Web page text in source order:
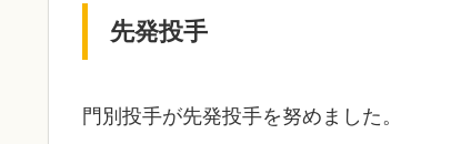
先発投手
門別投手が先発投手を努めました。